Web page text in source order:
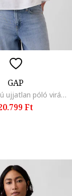
GAP
Lentartalmú ujjatlan póló virágos csipkebetétekkel, Törtfehér,
Ft